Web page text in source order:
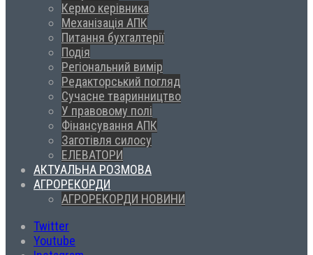
Кермо керівника
Механізація АПК
Питання бухгалтерії
Подія
Регіональний вимір
Редакторський погляд
Сучасне тваринництво
У правовому полі
Фінансування АПК
Заготівля силосу
ЕЛЕВАТОРИ
АКТУАЛЬНА РОЗМОВА
АГРОРЕКОРДИ
АГРОРЕКОРДИ НОВИНИ
Twitter
Youtube